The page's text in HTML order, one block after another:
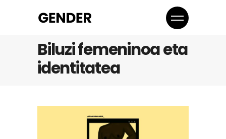
Biluzi femeninoa eta
identitatea